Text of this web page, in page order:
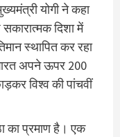
योगी ने कहा
दिशा में
स्थापित कर रहा
अपने ऊपर 200
विश्व की पांचवीं
का प्रमाण है। एक